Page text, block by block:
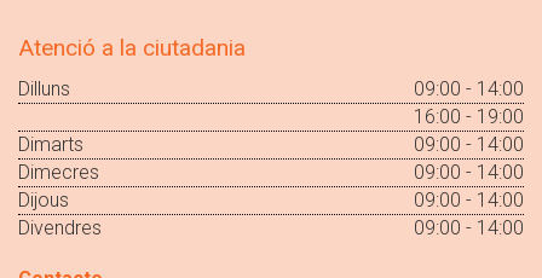
Atenció a la ciutadania
Dilluns
09:00 - 14:00
16:00 - 19:00
Dimarts
09:00 - 14:00
Dimecres
09:00 - 14:00
Dijous
09:00 - 14:00
Divendres
09:00 - 14:00